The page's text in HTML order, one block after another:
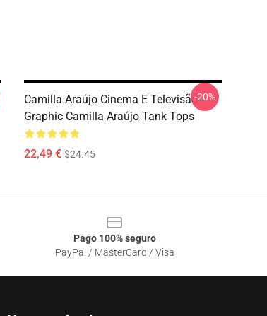
Camilla Araújo Cinema E Televisão
Graphic Camilla Araújo Tank Tops
22,49 € $24.45
-20%
Pago 100% seguro
PayPal / MasterCard / Visa